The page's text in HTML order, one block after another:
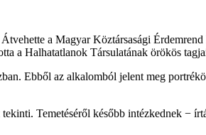
a Magyar Köztársasági
a Halhatatlanok Társulatának örökös
Ebből az alkalomból jelent meg
Temetéséről később intézkednek −